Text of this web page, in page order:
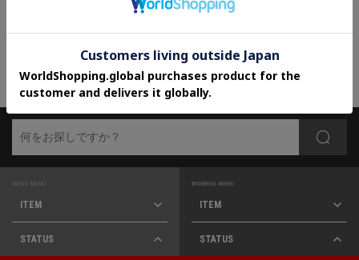
MENS MENU
ITEM
STATUS
WOMENS MENU
ITEM
STATUS